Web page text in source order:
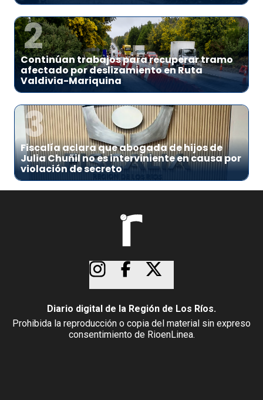
2
Continúan trabajos para recuperar tramo
afectado por deslizamiento en Ruta
Valdivia-Mariquina
3
Fiscalía aclara que abogada de hijos de
Julia Chuñil no es interviniente en causa por
violación de secreto
Diario digital de la Región de Los Ríos.
Prohibida la reproducción o copia del material sin expreso
consentimiento de RioenLinea.